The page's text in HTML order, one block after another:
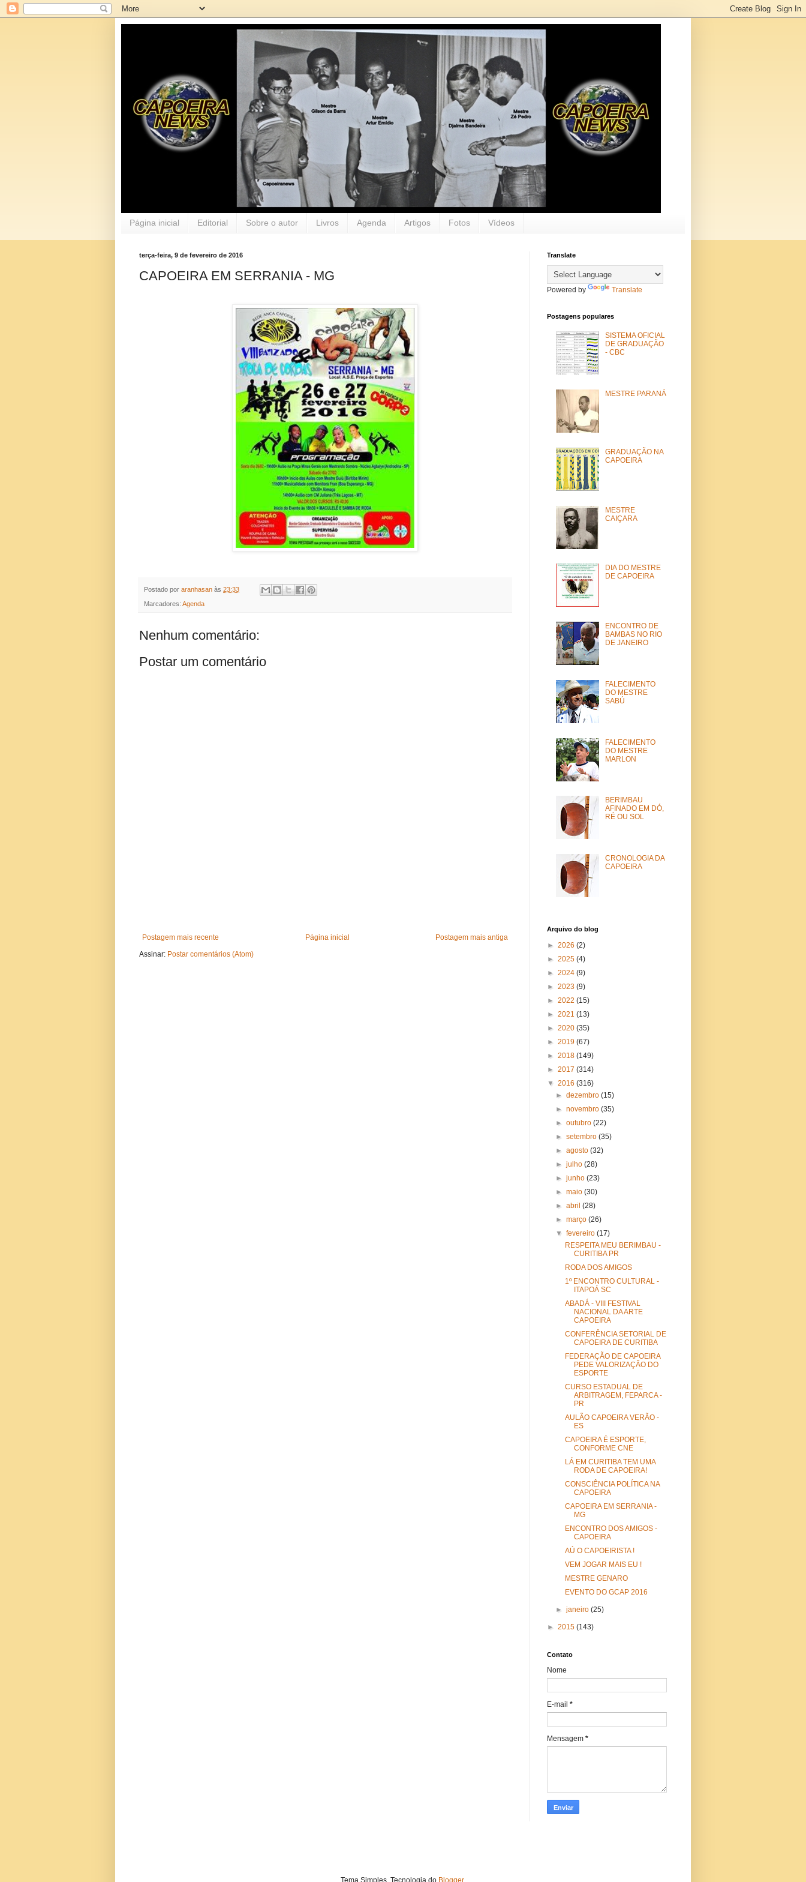
Página inicial Editorial Sobre o autor Livros Agenda Artigos Fotos Vídeos
terça-feira, 9 de fevereiro de 2016
CAPOEIRA EM SERRANIA - MG
Postado por aranhasan às 23:33
Marcadores: Agenda
Nenhum comentário:
Postar um comentário
Postagem mais recente Postagem mais antiga
Página inicial
Assinar: Postar comentários (Atom)
Translate
Powered by Translate
Postagens populares
SISTEMA OFICIAL
DE GRADUAÇÃO
- CBC
MESTRE PARANÁ
GRADUAÇÃO NA
CAPOEIRA
MESTRE
CAIÇARA
DIA DO MESTRE
DE CAPOEIRA
ENCONTRO DE
BAMBAS NO RIO
DE JANEIRO
FALECIMENTO
DO MESTRE
SABÚ
FALECIMENTO
DO MESTRE
MARLON
BERIMBAU
AFINADO EM DÓ,
RÉ OU SOL
CRONOLOGIA DA
CAPOEIRA
Arquivo do blog
► 2026 (2)
► 2025 (4)
► 2024 (9)
► 2023 (9)
► 2022 (15)
► 2021 (13)
► 2020 (35)
► 2019 (67)
► 2018 (149)
► 2017 (314)
▼ 2016 (316)
►dezembro(15)
►novembro(35)
►outubro(22)
►setembro(35)
►agosto(32)
►julho(28)
►junho(23)
►maio(30)
►abril(28)
►março(26)
▼fevereiro(17)
RESPEITA MEU BERIMBAU -
CURITIBA PR
RODA DOS AMIGOS
1º ENCONTRO CULTURAL -
ITAPOÁ SC
ABADÁ - VIII FESTIVAL
NACIONAL DA ARTE
CAPOEIRA
CONFERÊNCIA SETORIAL DE
CAPOEIRA DE CURITIBA
FEDERAÇÃO DE CAPOEIRA
PEDE VALORIZAÇÃO DO
ESPORTE
CURSO ESTADUAL DE
ARBITRAGEM, FEPARCA -
PR
AULÃO CAPOEIRA VERÃO -
ES
CAPOEIRA É ESPORTE,
CONFORME CNE
LÁ EM CURITIBA TEM UMA
RODA DE CAPOEIRA!
CONSCIÊNCIA POLÍTICA NA
CAPOEIRA
CAPOEIRA EM SERRANIA -
MG
ENCONTRO DOS AMIGOS -
CAPOEIRA
AÚ O CAPOEIRISTA !
VEM JOGAR MAIS EU !
MESTRE GENARO
EVENTO DO GCAP 2016
►janeiro(25)
► 2015 (143)
Contato
Nome
E-mail *
Mensagem *
Tema Simples. Tecnologia do Blogger.